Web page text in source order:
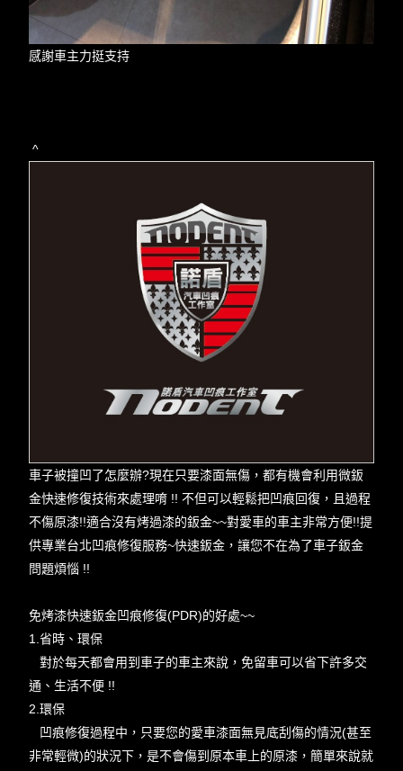
感謝車主力挺支持
^
車子被撞凹了怎麼辦?現在只要漆面無傷，都有機會利用微鈑
金快速修復技術來處理唷 !! 不但可以輕鬆把凹痕回復，且過程
不傷原漆!!適合沒有烤過漆的鈑金~~對愛車的車主非常方便!!提
供專業台北凹痕修復服務~快速鈑金，讓您不在為了車子鈑金
問題煩惱 !!
免烤漆快速鈑金凹痕修復(PDR)的好處~~
1.省時、環保
對於每天都會用到車子的車主來說，免留車可以省下許多交
通、生活不便 !!
2.環保
凹痕修復過程中，只要您的愛車漆面無見底刮傷的情況(甚至
非常輕微)的狀況下，是不會傷到原本車上的原漆，簡單來說就